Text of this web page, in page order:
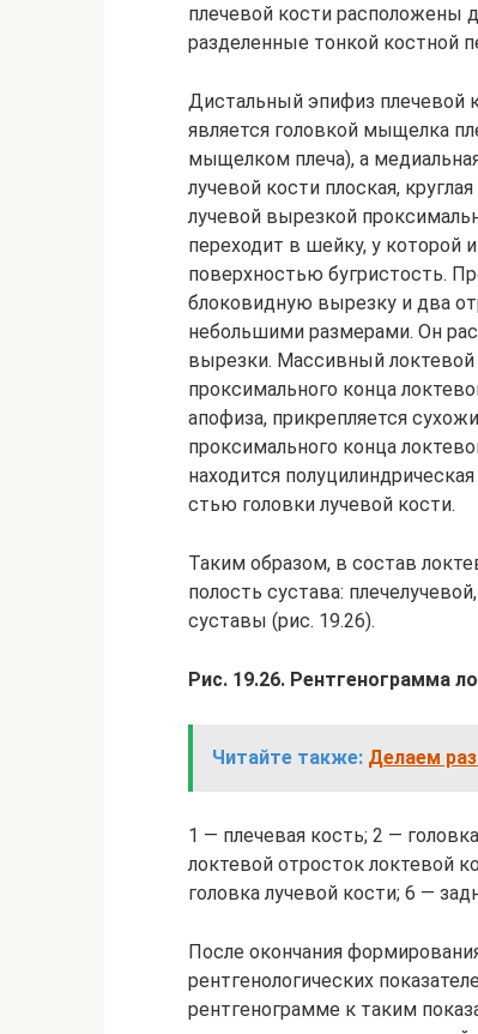
плечевой кости расположены
разделенные тонкой костной
Дистальный эпифиз плечевой
являет­ся головкой мыщелка
мыщелком плеча), а
лучевой кости плоская,
лучевой вырезкой
переходит в шейку, у
поверхностью бугристость.
блоковидную вырезку и два
небольшими размерами. Он
вырезки. Мас­сивный локтевой
проксимального конца
апофиза, прикрепляется
проксимального конца
находится
стью головки лучевой кости.
Таким образом, в состав
по­лость сустава:
суставы (рис. 19.26).
Рис. 19.26. Рентгенограмма
Читайте также: Делаем
1 — плечевая кость; 2 —
локтевой отро­сток локтевой
головка лучевой кости; 6 —
После окончания
рентгенологических
рентгенограмме к таким